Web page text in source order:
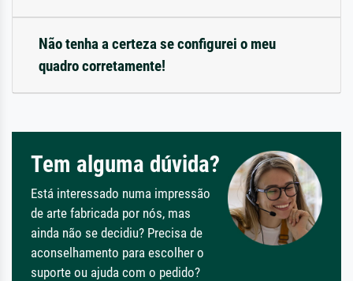
Não tenha a certeza se configurei o meu
quadro corretamente!
Tem alguma dúvida?
Está interessado numa impressão
de arte fabricada por nós, mas
ainda não se decidiu? Precisa de
aconselhamento para escolher o
suporte ou ajuda com o pedido?